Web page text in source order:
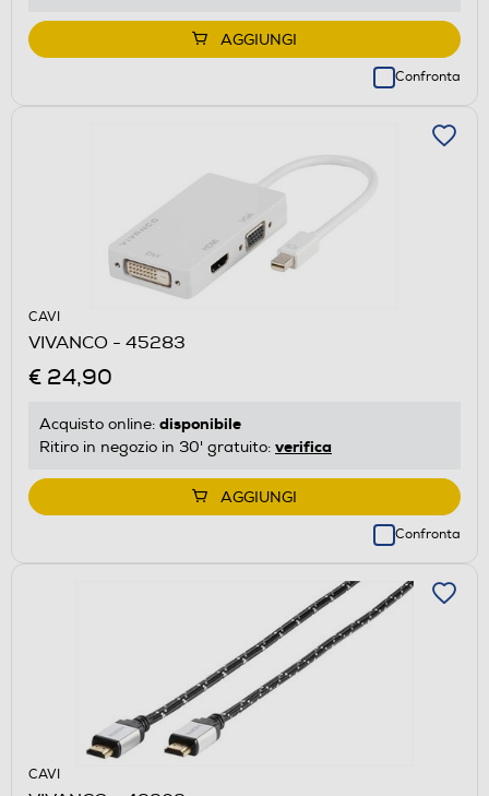
AGGIUNGI
Confronta
CAVI
VIVANCO - 45283
€ 24,90
Acquisto online: disponibile
Ritiro in negozio in 30' gratuito: verifica
AGGIUNGI
Confronta
CAVI